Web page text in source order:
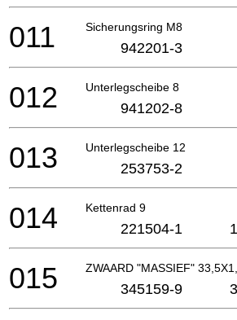
Sicherungsring M8
011 942201-3
Unterlegscheibe 8
012 941202-8
Unterlegscheibe 12
013 253753-2
Kettenrad 9
014 221504-1
ZWAARD "MASSIEF"
015 345159-9